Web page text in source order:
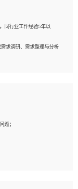
年以上开发工作经验；
、多线程及高并发系统开
件、基础架构方案和云
背后实现机制；
悉Linux常用命令和了解
思路清晰。
同行业工作经验5年以
求调研、需求整理与分析
机器学习等；
等AI算法有深刻理
据技术背景者优先；
与团队协作，认真负责、
题；